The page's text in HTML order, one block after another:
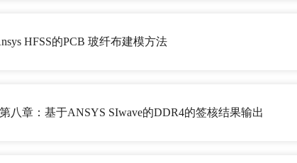
HFSS的PCB 玻纤布建模方法
第八章：基于ANSYS SIwave的DDR4的签核结果输出